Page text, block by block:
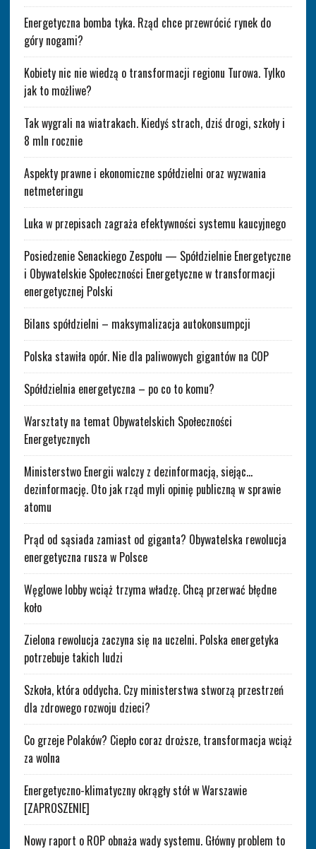
Energetyczna bomba tyka. Rząd chce przewrócić rynek do
góry nogami?
Kobiety nic nie wiedzą o transformacji regionu Turowa. Tylko
jak to możliwe?
Tak wygrali na wiatrakach. Kiedyś strach, dziś drogi, szkoły i
8 mln rocznie
Aspekty prawne i ekonomiczne spółdzielni oraz wyzwania
netmeteringu
Luka w przepisach zagraża efektywności systemu kaucyjnego
Posiedzenie Senackiego Zespołu — Spółdzielnie Energetyczne
i Obywatelskie Społeczności Energetyczne w transformacji
energetycznej Polski
Bilans spółdzielni – maksymalizacja autokonsumpcji
Polska stawiła opór. Nie dla paliwowych gigantów na COP
Spółdzielnia energetyczna – po co to komu?
Warsztaty na temat Obywatelskich Społeczności
Energetycznych
Ministerstwo Energii walczy z dezinformacją, siejąc…
dezinformację. Oto jak rząd myli opinię publiczną w sprawie
atomu
Prąd od sąsiada zamiast od giganta? Obywatelska rewolucja
energetyczna rusza w Polsce
Węglowe lobby wciąż trzyma władzę. Chcą przerwać błędne
koło
Zielona rewolucja zaczyna się na uczelni. Polska energetyka
potrzebuje takich ludzi
Szkoła, która oddycha. Czy ministerstwa stworzą przestrzeń
dla zdrowego rozwoju dzieci?
Co grzeje Polaków? Ciepło coraz droższe, transformacja wciąż
za wolna
Energetyczno-klimatyczny okrągły stół w Warszawie
[ZAPROSZENIE]
Nowy raport o ROP obnaża wady systemu. Główny problem to